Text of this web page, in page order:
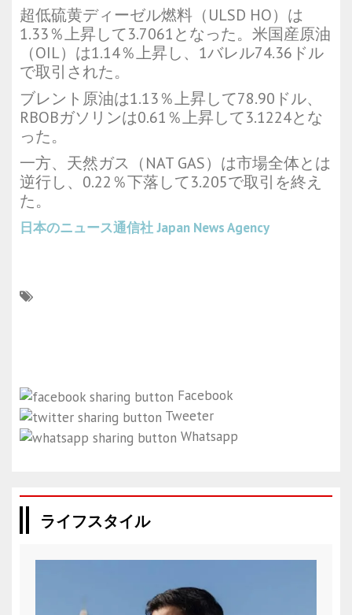
超低硫黄ディーゼル燃料（ULSD HO）は
1.33％上昇して3.7061となった。米国産原油
（OIL）は1.14％上昇し、1バレル74.36ドル
で取引された。
ブレント原油は1.13％上昇して78.90ドル、
RBOBガソリンは0.61％上昇して3.1224とな
った。
一方、天然ガス（NAT GAS）は市場全体とは
逆行し、0.22％下落して3.205で取引を終え
た。
日本のニュース通信社 Japan News Agency
Facebook
Tweeter
Whatsapp
ライフスタイル